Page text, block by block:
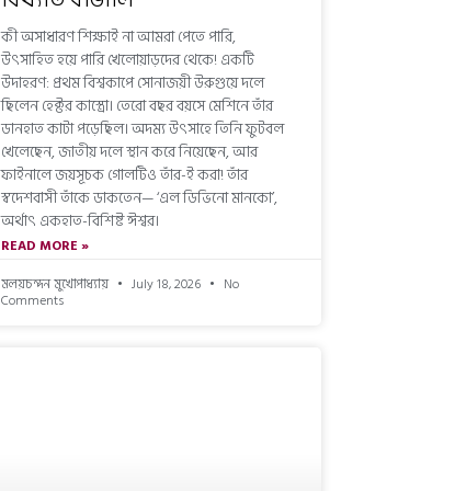
কী অসাধারণ শিক্ষাই না আমরা পেতে পারি,
উৎসাহিত হয়ে পারি খেলোয়াড়দের থেকে! একটি
উদাহরণ: প্রথম বিশ্বকাপে সোনাজয়ী উরুগুয়ে দলে
ছিলেন হেক্টর কাস্ত্রো। তেরো বছর বয়সে মেশিনে তাঁর
ডানহাত কাটা পড়েছিল। অদম্য উৎসাহে তিনি ফুটবল
খেলেছেন, জাতীয় দলে স্থান করে নিয়েছেন, আর
ফাইনালে জয়সূচক গোলটিও তাঁর-ই করা! তাঁর
স্বদেশবাসী তাঁকে ডাকতেন— ‘এল ডিভিনো মানকো’,
অর্থাৎ একহাত-বিশিষ্ট ঈশ্বর।
READ MORE »
মলয়চন্দন মুখোপাধ্যায়
July 18, 2026 No
Comments